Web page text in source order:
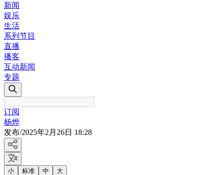
新闻
娱乐
生活
系列节目
直播
播客
互动新闻
专题
订阅
杨烨
发布/2025年2月26日 18:28
小 标准 中 大